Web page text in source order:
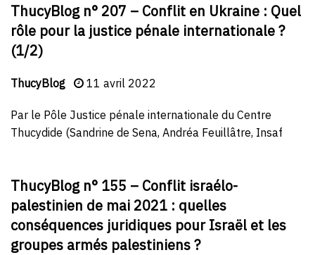
ThucyBlog n° 207 – Conflit en Ukraine : Quel
rôle pour la justice pénale internationale ?
(1/2)
ThucyBlog 11 avril 2022
Par le Pôle Justice pénale internationale du Centre
Thucydide (Sandrine de Sena, Andréa Feuillâtre, Insaf
ThucyBlog n° 155 – Conflit israélo-
palestinien de mai 2021 : quelles
conséquences juridiques pour Israël et les
groupes armés palestiniens ?